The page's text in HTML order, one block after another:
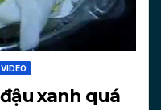
VIDEO
xanh quá